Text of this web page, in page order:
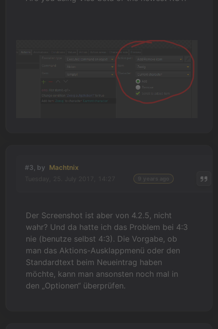
#3, by Machtnix
Der Screenshot ist aber von 4.2.5, nicht
wahr? Und da hatte ich das Problem bei 4:3
nie (benutze selbst 4:3). Die Vorgabe, ob
man das Aktions-Ausklappmenü oder den
Standardtext beim Neueintrag haben
möchte, kann man ansonsten noch mal in
den „Optionen“ überprüfen.